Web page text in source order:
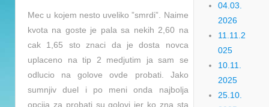
Mec u kojem nesto uveliko ”smrdi”. Naime
kvota na goste je pala sa nekih 2,60 na
cak 1,65 sto znaci da je dosta novca
uplaceno na tip 2 medjutim ja sam se
odlucio na golove ovde probati. Jako
sumnjiv duel i po meni onda najbolja
opcija za probati su golovi jer ko zna sta
04.03.
2026
11.11.2
025
10.11.
2025
25.10.